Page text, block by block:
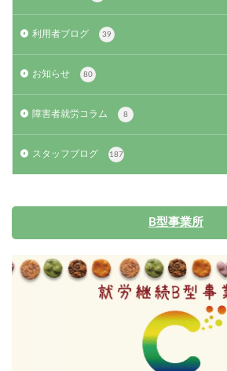
利用者ブログ 39
お知らせ 80
障害者就労コラム 8
スタッフブログ 187
B型事業所